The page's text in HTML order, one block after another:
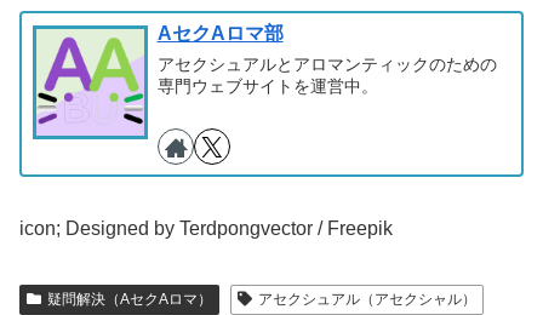
AセクAロマ部
アセクシュアルとアロマンティックのための
専門ウェブサイトを運営中。
icon; Designed by Terdpongvector / Freepik
疑問解決（AセクAロマ）
アセクシュアル（アセクシャル）